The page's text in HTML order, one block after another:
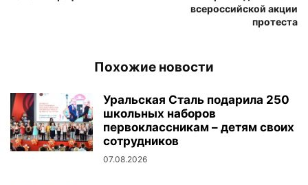
всероссийской акции
протеста
Похожие новости
Уральская Сталь подарила 250
школьных наборов
первоклассникам – детям своих
сотрудников
07.08.2026